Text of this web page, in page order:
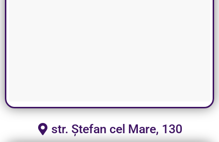
str. Ștefan cel Mare, 130